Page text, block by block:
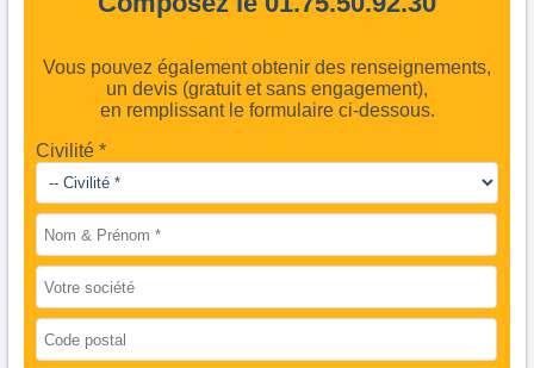
Vous pouvez également obtenir des renseignements,
un devis (gratuit et sans engagement),
en remplissant le formulaire ci-dessous.
Civilité *